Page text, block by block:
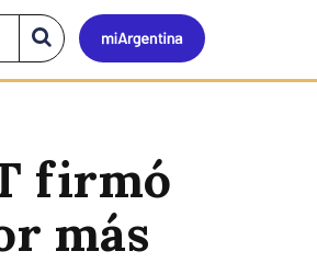
Mi
Buscar
en
el
firmó
más